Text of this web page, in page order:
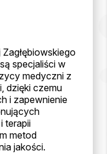
specjaliści w
medyczni z
dzięki czemu
i zapewnienie
terapii
metod
jakości.